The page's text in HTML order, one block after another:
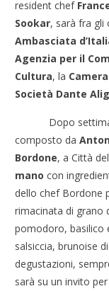
resident chef
Sookar, sarà fra gli
Ambasciata
Agenzia per il
Cultura, la
Società Dante
Dopo settimane
composto da
Bordone, a Città
mano con
dello chef Bordone
rimacinata di grano
pomodoro, basilico
salsiccia, brunoise
degustazioni,
sarà su un invito